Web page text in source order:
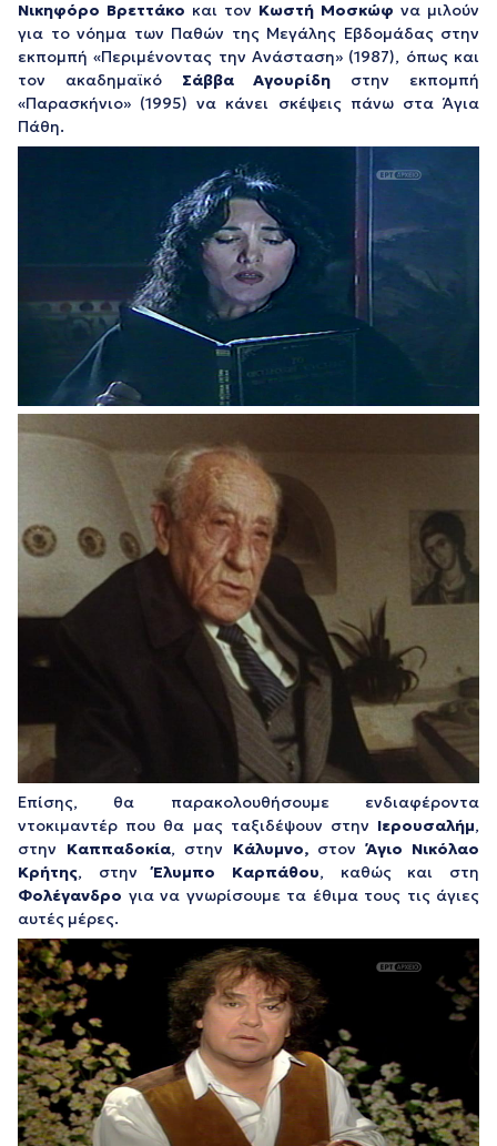
Νικηφόρο Βρεττάκο και τον Κωστή Μοσκώφ να μιλούν
για το νόημα των Παθών της Μεγάλης Εβδομάδας στην
εκπομπή «Περιμένοντας την Ανάσταση» (1987), όπως και
τον ακαδημαϊκό Σάββα Αγουρίδη στην εκπομπή
«Παρασκήνιο» (1995) να κάνει σκέψεις πάνω στα Άγια
Πάθη.
Επίσης, θα παρακολουθήσουμε ενδιαφέροντα
ντοκιμαντέρ που θα μας ταξιδέψουν στην Ιερουσαλήμ,
στην Καππαδοκία, στην Κάλυμνο,στονΆγιο Νικόλαο
Κρήτης, στηνΈλυμπο Καρπάθου, καθώς και στη
Φολέγανδρο για να γνωρίσουμε τα έθιμα τους τις άγιες
αυτές μέρες.